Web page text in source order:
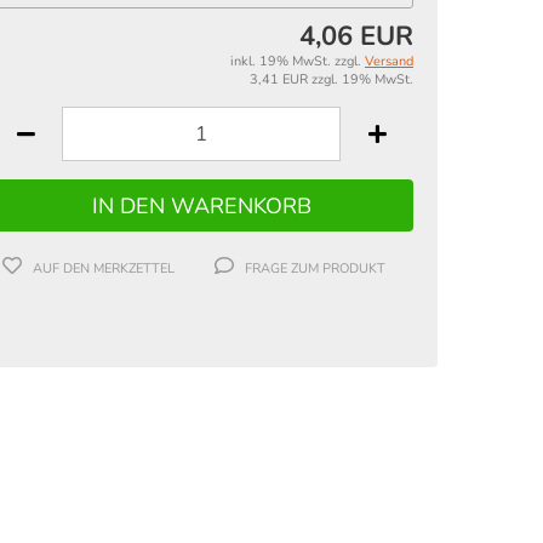
4,06 EUR
inkl. 19% MwSt. zzgl. Versand
3,41 EUR zzgl. 19% MwSt.
AUF DEN MERKZETTEL FRAGE ZUM PRODUKT